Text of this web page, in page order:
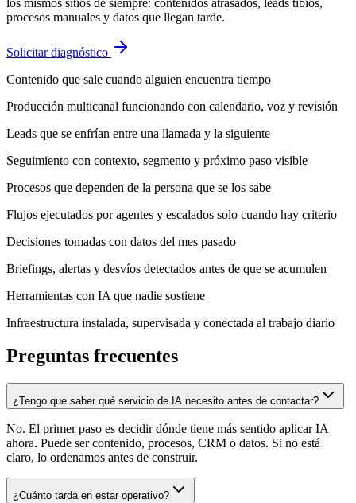
procesos manuales y datos que llegan tarde.
Solicitar diagnóstico
Contenido que sale cuando alguien encuentra tiempo
Producción multicanal funcionando con calendario, voz y revisión
Leads que se enfrían entre una llamada y la siguiente
Seguimiento con contexto, segmento y próximo paso visible
Procesos que dependen de la persona que se los sabe
Flujos ejecutados por agentes y escalados solo cuando hay criterio
Decisiones tomadas con datos del mes pasado
Briefings, alertas y desvíos detectados antes de que se acumulen
Herramientas con IA que nadie sostiene
Infraestructura instalada, supervisada y conectada al trabajo diario
Preguntas frecuentes
¿Tengo que saber qué servicio de IA necesito antes de contactar?
No. El primer paso es decidir dónde tiene más sentido aplicar IA
ahora. Puede ser contenido, procesos, CRM o datos. Si no está
claro, lo ordenamos antes de construir.
¿Cuánto tarda en estar operativo?